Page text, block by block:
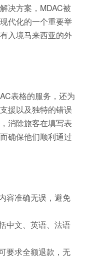
决方案，MDAC被
代化的一个重要举
入境马来西亚的外
表格的服务，还为
援以及独特的错误
消除旅客在填写表
确保他们顺利通过
容准确无误，避免
中文、英语、法语
要求全额退款，无